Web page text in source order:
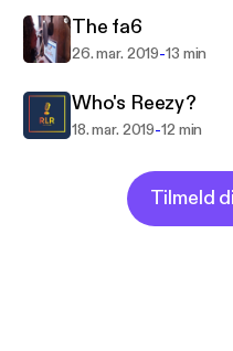
The fa6
26. mar. 2019-13 min
Who's Reezy?
18. mar. 2019-12 min
Tilmeld